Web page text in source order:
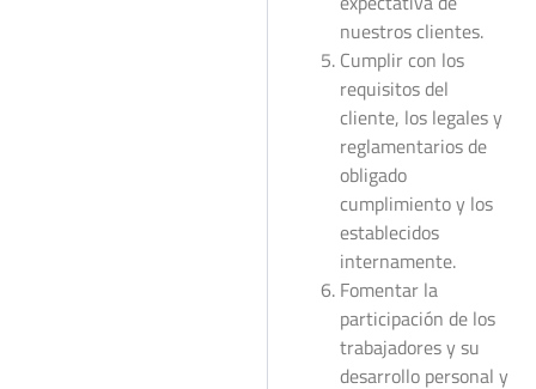
nuestros clientes.
Cumplir con los
requisitos del
cliente, los legales y
reglamentarios de
obligado
cumplimiento y los
establecidos
internamente.
Fomentar la
participación de los
trabajadores y su
desarrollo personal y